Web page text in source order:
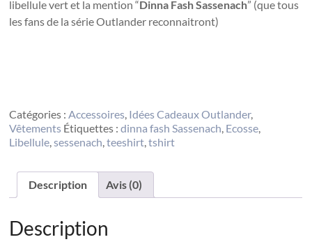
libellule vert et la mention “Dinna Fash Sassenach” (que tous
les fans de la série Outlander reconnaitront)
Catégories :Accessoires, Idées Cadeaux Outlander,
Vêtements Étiquettes :dinna fash Sassenach, Ecosse,
Libellule,sessenach,teeshirt,tshirt
Description Avis (0)
Description